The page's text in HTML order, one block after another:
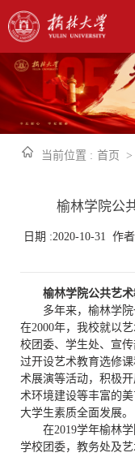
当前位置 : 首页 >
榆林学院公
日期 :2020-10-31 作
榆林学院公共艺
多年来，榆林学
在2000年，我校就以
校团委、学生处、宣
过开设艺术教育选修
术展演等活动，积极
术环境建设等丰富的
大学生素质全面发展。
在2019学年榆林
学校团委， 教务处及